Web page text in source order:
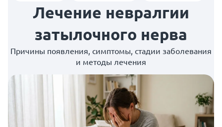
Лечение невралгии
затылочного нерва
Причины появления, симптомы, стадии заболевания
и методы лечения